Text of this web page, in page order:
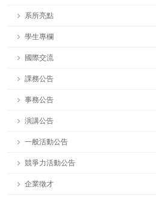
系所亮點
學生專欄
國際交流
課務公告
事務公告
演講公告
一般活動公告
競爭力活動公告
企業徵才